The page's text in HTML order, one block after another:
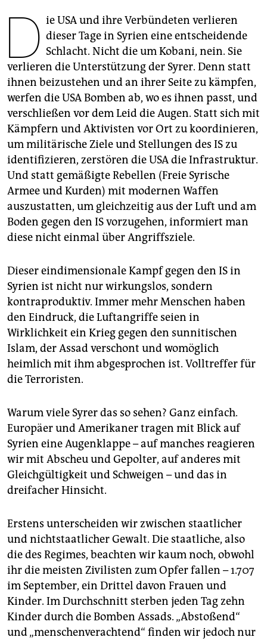
unterstützen
abo
genossenschaft
epaper login
D ie USA und ihre Verbündeten verlieren
dieser Tage in Syrien eine entscheidende
Schlacht. Nicht die um Kobani, nein. Sie
verlieren die Unterstützung der Syrer. Denn statt
ihnen beizustehen und an ihrer Seite zu kämpfen,
werfen die USA Bomben ab, wo es ihnen passt, und
verschließen vor dem Leid die Augen. Statt sich mit
Kämpfern und Aktivisten vor Ort zu koordinieren,
um militärische Ziele und Stellungen des IS zu
identifizieren, zerstören die USA die Infrastruktur.
Und statt gemäßigte Rebellen (Freie Syrische
Armee und Kurden) mit modernen Waffen
auszustatten, um gleichzeitig aus der Luft und am
Boden gegen den IS vorzugehen, informiert man
diese nicht einmal über Angriffsziele.
Dieser eindimensionale Kampf gegen den IS in
Syrien ist nicht nur wirkungslos, sondern
kontraproduktiv. Immer mehr Menschen haben
den Eindruck, die Luftangriffe seien in
Wirklichkeit ein Krieg gegen den sunnitischen
Islam, der Assad verschont und womöglich
heimlich mit ihm abgesprochen ist. Volltreffer für
die Terroristen.
Warum viele Syrer das so sehen? Ganz einfach.
Europäer und Amerikaner tragen mit Blick auf
Syrien eine Augenklappe – auf manches reagieren
wir mit Abscheu und Gepolter, auf anderes mit
Gleichgültigkeit und Schweigen – und das in
dreifacher Hinsicht.
Erstens unterscheiden wir zwischen staatlicher
und nichtstaatlicher Gewalt. Die staatliche, also
die des Regimes, beachten wir kaum noch, obwohl
ihr die meisten Zivilisten zum Opfer fallen – 1.707
im September, ein Drittel davon Frauen und
Kinder. Im Durchschnitt sterben jeden Tag zehn
Kinder durch die Bomben Assads. „Abstoßend“
und „menschenverachtend“ finden wir jedoch nur